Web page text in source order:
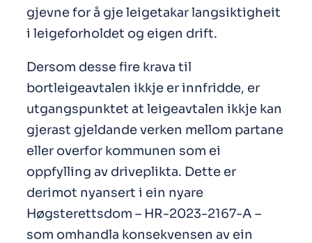
gjevne for å gje leigetakar langsiktigheit
i leigeforholdet og eigen drift.
Dersom desse fire krava til
bortleigeavtalen ikkje er innfridde, er
utgangspunktet at leigeavtalen ikkje kan
gjerast gjeldande verken mellom partane
eller overfor kommunen som ei
oppfylling av driveplikta. Dette er
derimot nyansert i ein nyare
Høgsterettsdom – HR-2023-2167-A –
som omhandla konsekvensen av ein